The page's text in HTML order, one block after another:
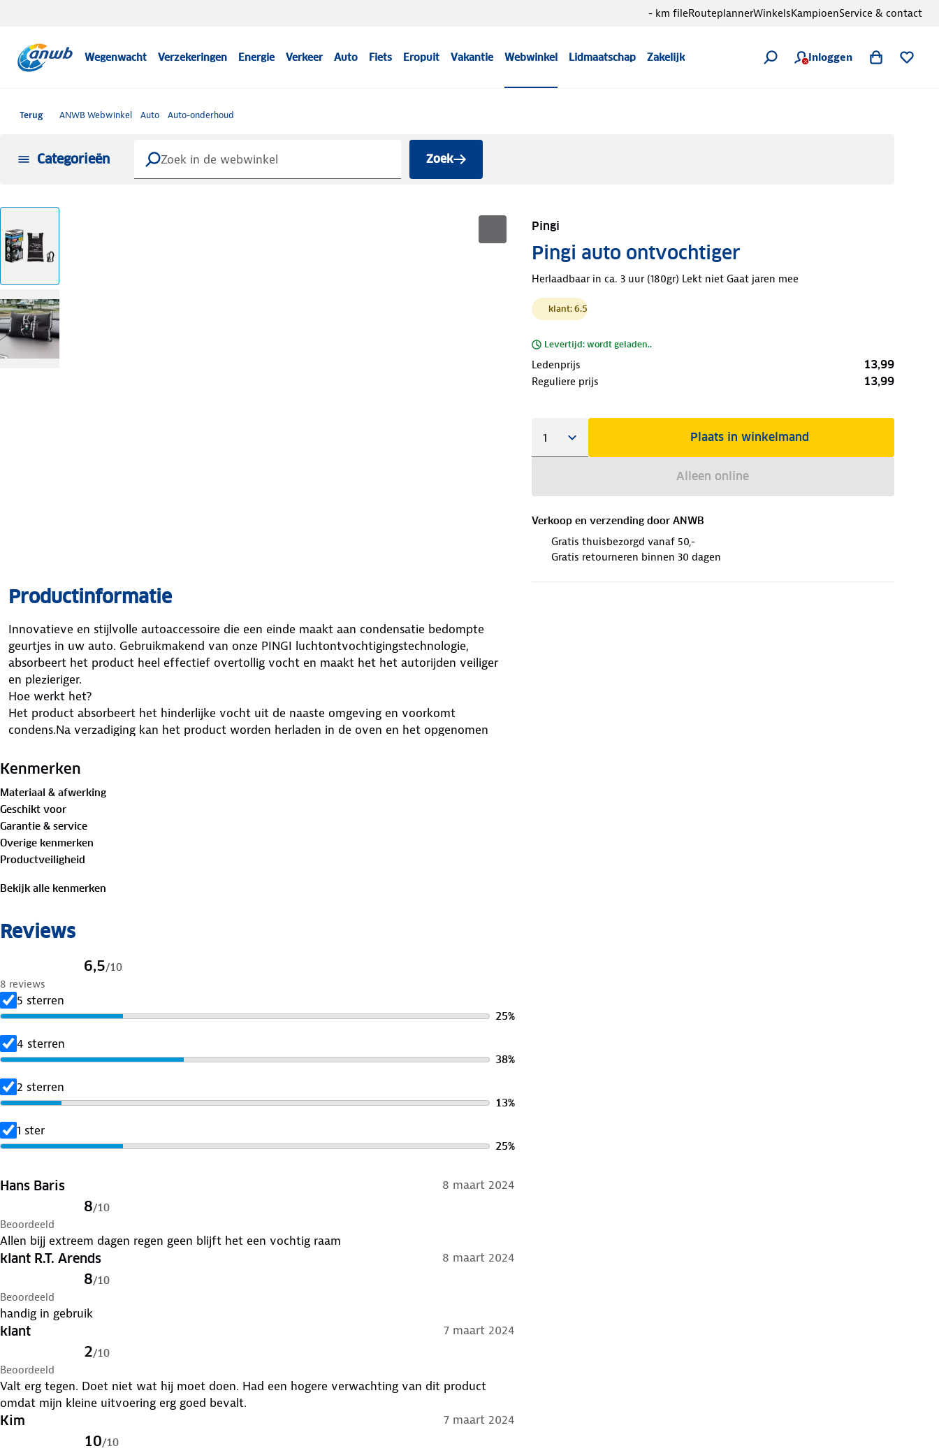
Wegenwacht Verzekeringen Energie Verkeer Auto Fiets Eropuit Vakantie Webwinkel Lidmaatschap Zakelijk Inloggen
- km fileRouteplannerWinkelsKampioenService & contact
Terug ANWB Webwinkel Auto Auto-onderhoud
Categorieën Zoek
Pingi
Pingi auto ontvochtiger
Herlaadbaar in ca. 3 uur (180gr) Lekt niet Gaat jaren mee
klant: 6.5
Levertijd: wordt geladen..
Ledenprijs 13,99
Reguliere prijs 13,99
Plaats in winkelmand
Alleen online
Verkoop en verzending door ANWB
Gratis thuisbezorgd vanaf 50,-
Gratis retourneren binnen 30 dagen
Productinformatie
Innovatieve en stijlvolle autoaccessoire die een einde maakt aan condensatie bedompte
geurtjes in uw auto. Gebruikmakend van onze PINGI luchtontvochtigingstechnologie,
absorbeert het product heel effectief overtollig vocht en maakt het het autorijden veiliger
en plezieriger.
Hoe werkt het?
Het product absorbeert het hinderlijke vocht uit de naaste omgeving en voorkomt
condens.Na verzadiging kan het product worden herladen in de oven en het opgenomen
doet wat je van een vochtopnemer mag verwachten.
- Lekt niet!
- Gaat jaren mee!
Kenmerken
Materiaal & afwerking
Geschikt voor
Garantie & service
Overige kenmerken
Productveiligheid
Bekijk alle kenmerken
Reviews
6,5/10
8 reviews
5 sterren
25%
4 sterren
38%
2 sterren
13%
1 ster
25%
Hans Baris 8 maart 2024
8/10
Beoordeeld
Allen bijj extreem dagen regen geen blijft het een vochtig raam
klant R.T. Arends 8 maart 2024
8/10
Beoordeeld
handig in gebruik
klant 7 maart 2024
2/10
Beoordeeld
Valt erg tegen. Doet niet wat hij moet doen. Had een hogere verwachting van dit product
omdat mijn kleine uitvoering erg goed bevalt.
Kim 7 maart 2024
10/10